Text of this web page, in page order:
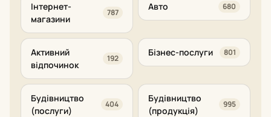
Інтернет-
магазини
787
Авто 680
Активний
відпочинок
192
Бізнес-послуги 801
Будівництво
(послуги)
404
Будівництво
(продукція)
995